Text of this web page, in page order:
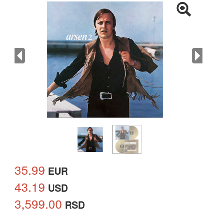
35.99 EUR
43.19 USD
3,599.00 RSD